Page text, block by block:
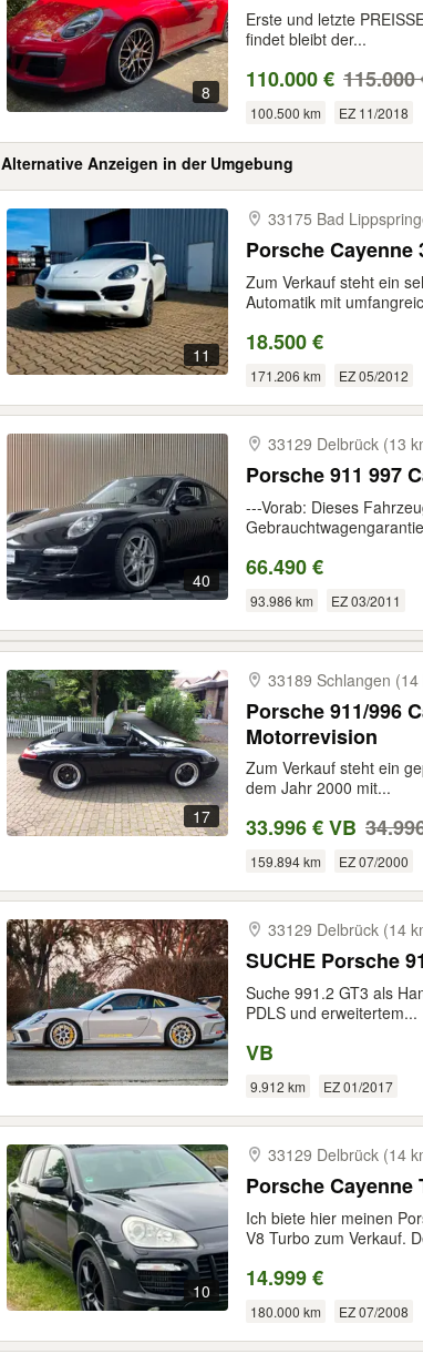
8
Erste und letzte
findet bleibt der...
110.000 € 115.000
100.500 km EZ 11/2018
Alternative Anzeigen in der Umgebung
11
33175 Bad
Porsche Cayenne
Zum Verkauf steht ein
Automatik mit
18.500 €
171.206 km EZ 05/2012
40
33129 Delbrück (13
Porsche 911 997
---Vorab: Dieses
66.490 €
93.986 km EZ 03/2011
17
33189 Schlangen (14
Porsche 911/996
Motorrevision
Zum Verkauf steht ein
dem Jahr 2000 mit...
33.996 € VB
159.894 km EZ 07/2000
33129 Delbrück (14
SUCHE Porsche
Suche 991.2 GT3 als
PDLS und erweitertem...
VB
9.912 km EZ 01/2017
10
33129 Delbrück (14
Porsche Cayenne
Ich biete hier meinen
V8 Turbo zum Verkauf.
14.999 €
180.000 km EZ 07/2008